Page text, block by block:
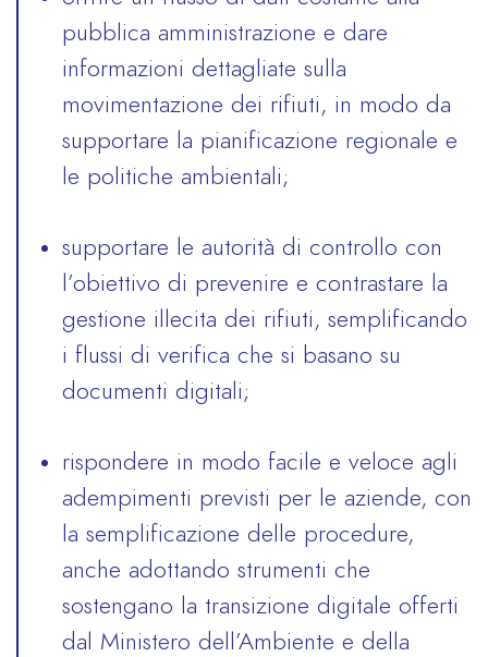
pubblica amministrazione e dare
informazioni dettagliate sulla
movimentazione dei rifiuti, in modo da
supportare la pianificazione regionale e
le politiche ambientali;
supportare le autorità di controllo con
l’obiettivo di prevenire e contrastare la
gestione illecita dei rifiuti, semplificando
i flussi di verifica che si basano su
documenti digitali;
rispondere in modo facile e veloce agli
adempimenti previsti per le aziende, con
la semplificazione delle procedure,
anche adottando strumenti che
sostengano la transizione digitale offerti
dal Ministero dell’Ambiente e della